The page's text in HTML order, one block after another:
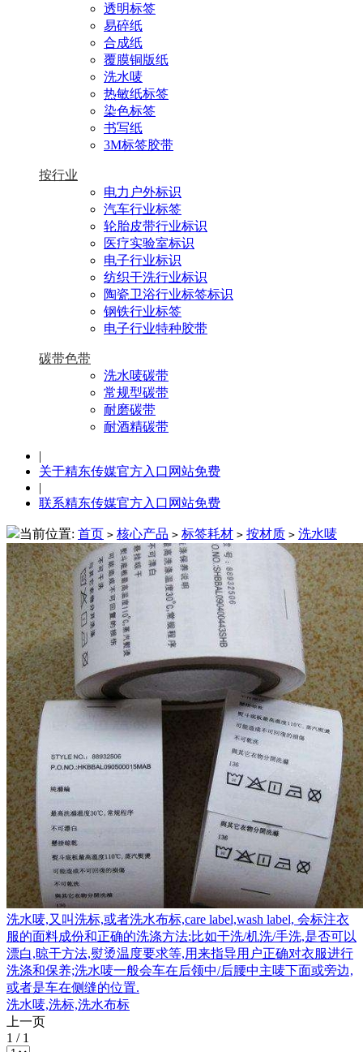
透明标签
易碎纸
合成纸
覆膜铜版纸
洗水唛
热敏纸标签
染色标签
书写纸
3M标签胶带
按行业
电力户外标识
汽车行业标签
轮胎皮带行业标识
医疗实验室标识
电子行业标识
纺织干洗行业标识
陶瓷卫浴行业标签标识
钢铁行业标签
电子行业特种胶带
碳带色带
洗水唛碳带
常规型碳带
耐磨碳带
耐酒精碳带
|
关于精东传媒官方入口网站免费
|
联系精东传媒官方入口网站免费
当前位置: 首页 > 核心产品 > 标签耗材 > 按材质 > 洗水唛
洗水唛,又叫洗标,或者洗水布标,care label,wash label, 会标注衣
服的面料成份和正确的洗涤方法:比如干洗/机洗/手洗,是否可以
漂白,晾干方法,熨烫温度要求等,用来指导用户正确对衣服进行
洗涤和保养;洗水唛一般会车在后领中/后腰中主唛下面或旁边,
或者是车在侧缝的位置.
洗水唛,洗标,洗水布标
上一页
1 / 1